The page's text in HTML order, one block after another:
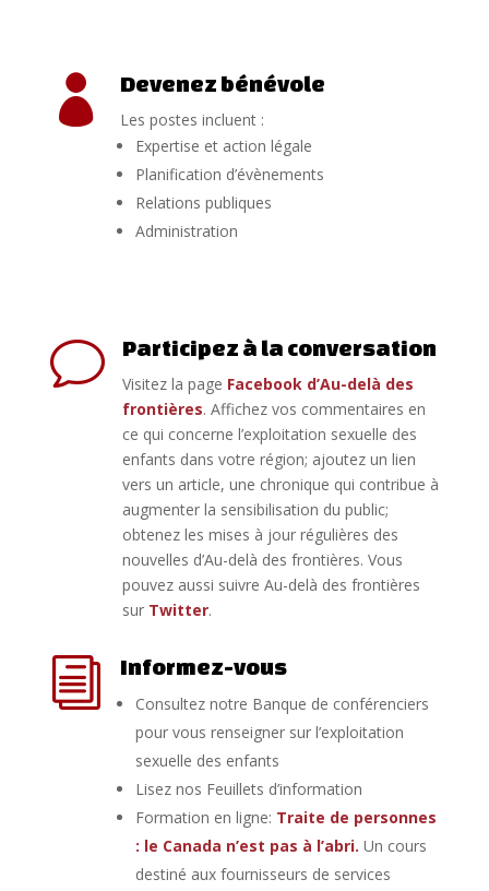
 Devenez bénévole
Les postes incluent :
Expertise et action légale
Planification d’évènements
Relations publiques
Administration
v Participez à la conversation
Visitez la page Facebook d’Au-delà des
frontières. Affichez vos commentaires en
ce qui concerne l’exploitation sexuelle des
enfants dans votre région; ajoutez un lien
vers un article, une chronique qui contribue à
augmenter la sensibilisation du public;
obtenez les mises à jour régulières des
nouvelles d’Au-delà des frontières. Vous
pouvez aussi suivre Au-delà des frontières
sur Twitter.
i Informez-vous
Consultez notre Banque de conférenciers
pour vous renseigner sur l’exploitation
sexuelle des enfants
Lisez nos Feuillets d’information
Formation en ligne: Traite de personnes
: le Canada n’est pas à l’abri. Un cours
destiné aux fournisseurs de services